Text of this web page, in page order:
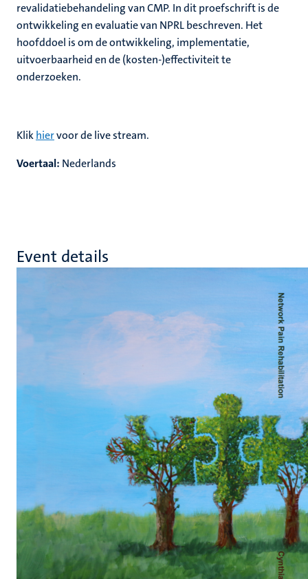
revalidatiebehandeling van CMP. In dit proefschrift is de
ontwikkeling en evaluatie van NPRL beschreven. Het
hoofddoel is om de ontwikkeling, implementatie,
uitvoerbaarheid en de (kosten-)effectiviteit te
onderzoeken.
Klikhiervoor de live stream.
Voertaal: Nederlands
Event details